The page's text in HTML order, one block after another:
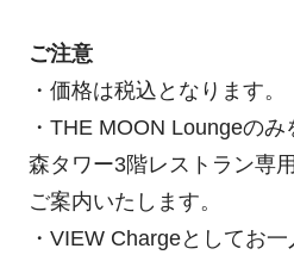
ご注意
・価格は税込となります。
・THE MOON Loungeのみ
森タワー3階レストラン専
ご案内いたします。
・VIEW Chargeとしてお